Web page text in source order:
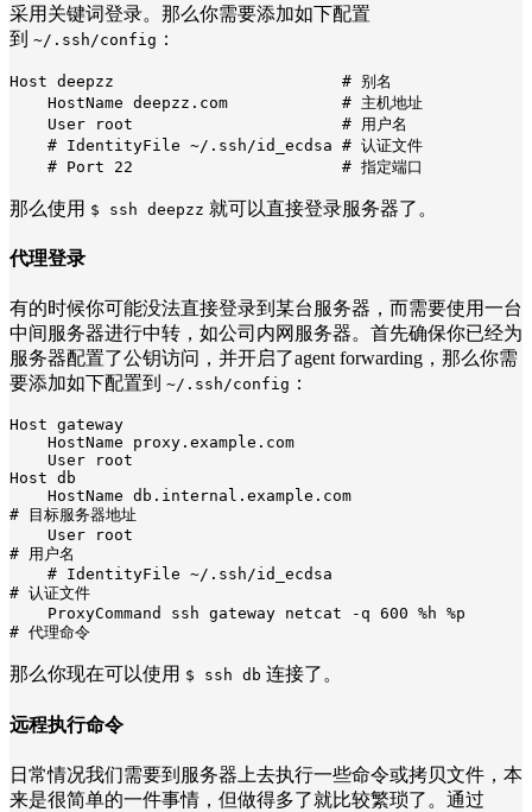
采用关键词登录。那么你需要添加如下配置
到 ~/.ssh/config ：
Host deepzz                        # 别名
    # Port 22                      # 指定端口
那么使用 $ ssh deepzz 就可以直接登录服务器了。
代理登录
有的时候你可能没法直接登录到某台服务器，而需要使用一台
中间服务器进行中转，如公司内网服务器。首先确保你已经为
服务器配置了公钥访问，并开启了agent forwarding，那么你需
要添加如下配置到 ~/.ssh/config ：
Host gateway
Host db
# 目标服务器地址
# 用户名
# 认证文件
# 代理命令
那么你现在可以使用 $ ssh db 连接了。
远程执行命令
日常情况我们需要到服务器上去执行一些命令或拷贝文件，本
来是很简单的一件事情，但做得多了就比较繁琐了。通过